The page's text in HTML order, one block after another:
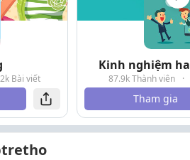
Bài viết
Kinh nghiệm
87.9k Thành viên ·
Tham gia